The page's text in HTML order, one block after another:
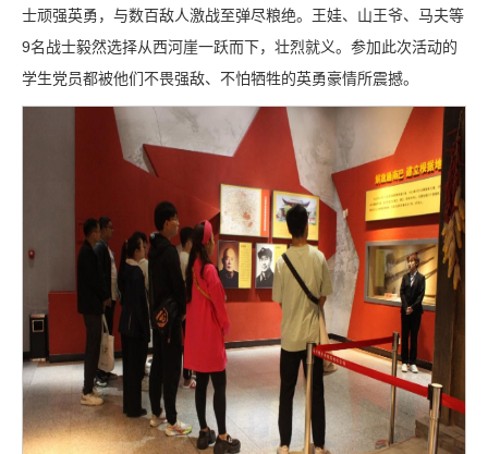
士顽强英勇，与数百敌人激战至弹尽粮绝。王娃、山王爷、马夫等
9名战士毅然选择从西河崖一跃而下，壮烈就义。参加此次活动的
学生党员都被他们不畏强敌、不怕牺牲的英勇豪情所震撼。